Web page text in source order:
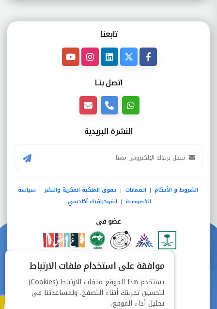
تابعنـا
اتصل بنــا
النشرة البريدية
الشروط و الأحكام | الضمانات | حقوق الملكية الفكرية والنشر | سياسة
الخصوصية | انفوجرافيك أكاديمي
عضو فى
دفع آمن من خلال
موافقة على استخدام ملفات الارتباط
يستخدم هذا الموقع ملفات الارتباط (Cookies)
لتحسين تجربتك أثناء التصفح، ولمساعدتنا في
تحليل أداء الموقع.